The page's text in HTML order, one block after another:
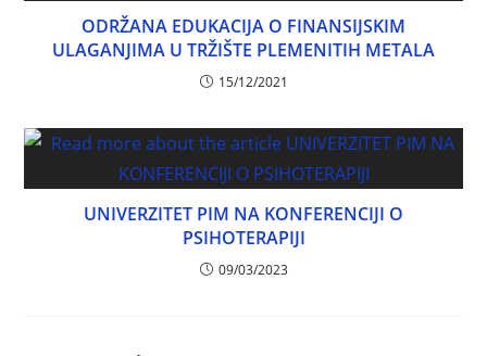
ODRŽANA EDUKACIJA O FINANSIJSKIM
ULAGANJIMA U TRŽIŠTE PLEMENITIH METALA
15/12/2021
UNIVERZITET PIM NA KONFERENCIJI O
PSIHOTERAPIJI
09/03/2023